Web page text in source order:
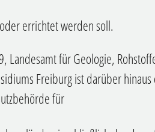
errichtet werden soll.
Landesamt für Geologie,
Freiburg ist darüber
für